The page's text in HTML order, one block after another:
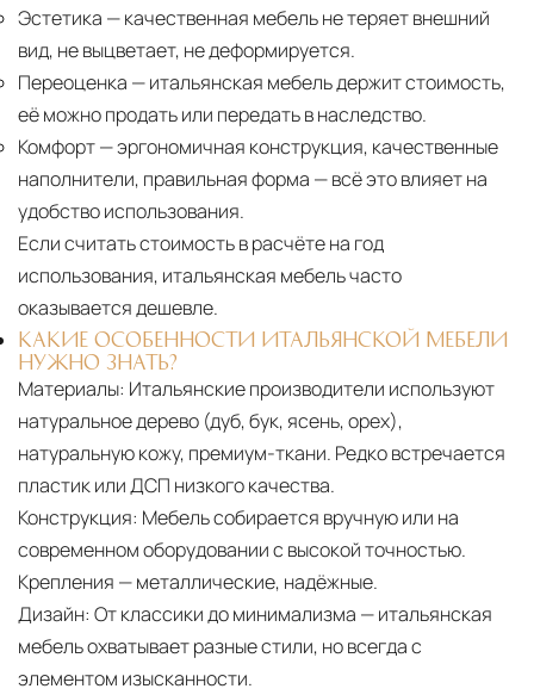
Эстетика — качественная мебель не теряет внешний
вид, не выцветает, не деформируется.
Переоценка — итальянская мебель держит стоимость,
её можно продать или передать в наследство.
Комфорт— эргономичная конструкция, качественные
наполнители, правильная форма — всё это влияет на
удобство использования.
Если считать стоимость в расчёте на год
использования, итальянская мебель часто
оказывается дешевле.
КАКИЕ ОСОБЕННОСТИ ИТАЛЬЯНСКОЙ МЕБЕЛИ
НУЖНО ЗНАТЬ?
Материалы: Итальянские производители используют
натуральное дерево (дуб, бук, ясень, орех),
натуральную кожу, премиум-ткани. Редко встречается
пластик или ДСП низкого качества.
Конструкция: Мебель собирается вручную или на
современном оборудовании с высокой точностью.
Крепления — металлические, надёжные.
Дизайн: От классики до минимализма — итальянская
мебель охватывает разные стили, но всегда с
элементом изысканности.